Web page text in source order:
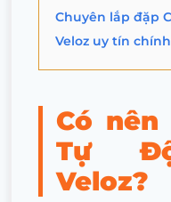
Chuyên lắp đặp
Veloz uy tín
Có
Tự
Veloz?